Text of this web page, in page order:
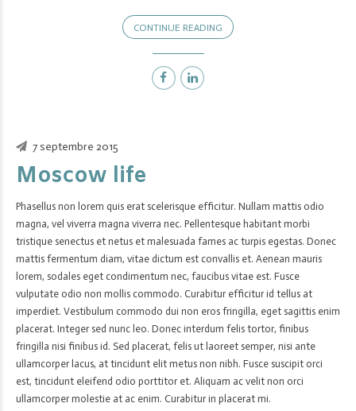
CONTINUE READING
7 septembre 2015
Moscow life
Phasellus non lorem quis erat scelerisque efficitur. Nullam mattis odio
magna, vel viverra magna viverra nec. Pellentesque habitant morbi
tristique senectus et netus et malesuada fames ac turpis egestas. Donec
mattis fermentum diam, vitae dictum est convallis et. Aenean mauris
lorem, sodales eget condimentum nec, faucibus vitae est. Fusce
vulputate odio non mollis commodo. Curabitur efficitur id tellus at
imperdiet. Vestibulum commodo dui non eros fringilla, eget sagittis enim
placerat. Integer sed nunc leo. Donec interdum felis tortor, finibus
fringilla nisi finibus id. Sed placerat, felis ut laoreet semper, nisi ante
ullamcorper lacus, at tincidunt elit metus non nibh. Fusce suscipit orci
est, tincidunt eleifend odio porttitor et. Aliquam ac velit non orci
ullamcorper molestie at ac enim. Curabitur in placerat mi.